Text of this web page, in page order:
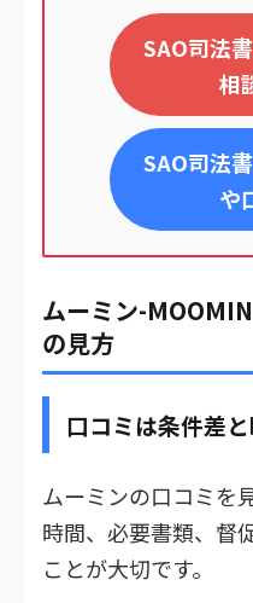
SAO司法
相
SAO司法
や
ムーミン-
の見方
口コミは条件差
ムーミンの口コミを
時間、必要書類、督
ことが大切です。